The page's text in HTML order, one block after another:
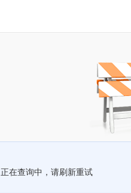
正在查询中，请刷新重试